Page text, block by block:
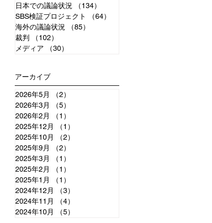
日本での議論状況
（134）
SBS検証プロジェクト
（64）
海外の議論状況
（85）
裁判
（102）
メディア
（30）
アーカイブ
2026年5月 （2）
2026年3月
（5）
2026年2月
（1）
2025年12月
（1）
2025年10月
（2）
2025年9月
（2）
2025年3月
（1）
2025年2月
（1）
2025年1月
（1）
2024年12月
（3）
2024年11月
（4）
2024年10月
（5）